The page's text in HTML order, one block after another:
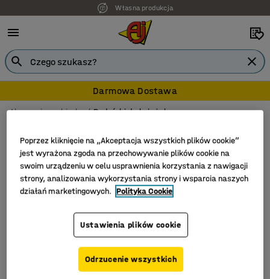
Własna produkcja
Darmowa Dostawa
Akcesoria na biurko Podpórki do książek
Filtruj
Liczba produktów: 1
Poprzez kliknięcie na „Akceptacja wszystkich plików cookie”
jest wyrażona zgoda na przechowywanie plików cookie na
swoim urządzeniu w celu usprawnienia korzystania z nawigacji
strony, analizowania wykorzystania strony i wsparcia naszych
działań marketingowych. Polityka Cookie
Ustawienia plików cookie
Odrzucenie wszystkich